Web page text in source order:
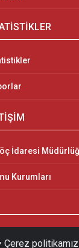
İdaresi
Kurumları
Çerez